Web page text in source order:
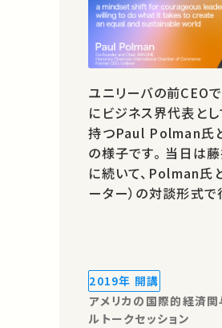
ユニリーバの前CEO
にビジネス界代表と
持つPaul Polman氏
の様子です。 当日は
に続いて、Polman氏
ーター）の対談形式で
Polman氏による講評
に対する食糧生産シス
性と、第2次大戦…
2019年 開講
アメリカの国際的経済
ルトークセッション